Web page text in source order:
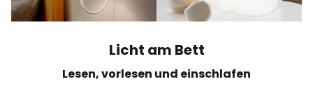
Licht am Bett
Lesen, vorlesen und einschlafen